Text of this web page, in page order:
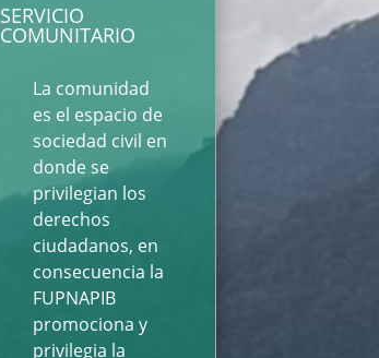
SERVICIO
COMUNITARIO
La comunidad
es el espacio de
sociedad civil en
donde se
privilegian los
derechos
ciudadanos, en
consecuencia la
FUPNAPIB
promociona y
privilegia la